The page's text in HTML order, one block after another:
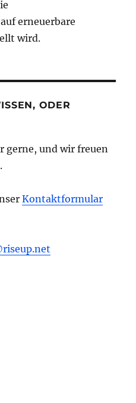
erneuerbare
wird.
ODER
gerne, und wir freuen
Kontaktformular